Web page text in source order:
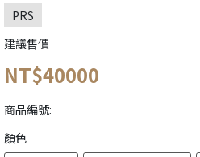
PRS
建議售價
NT$40000
商品編號:
顏色